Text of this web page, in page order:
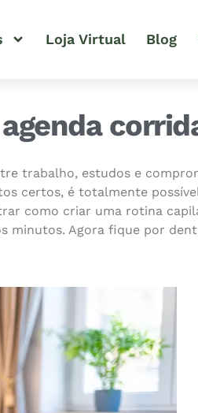
Loja Virtual Blog
trabalho, estudos e
certos, é totalmente
como criar uma rotina
minutos. Agora fique por